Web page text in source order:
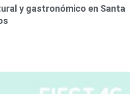
y gastronómico en Santa